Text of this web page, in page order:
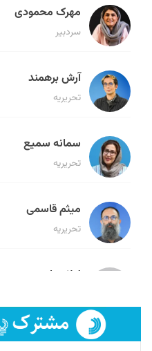
مهرک محمودی
سردبیر
آرش برهمند
تحریریه
سمانه سمیع
تحریریه
میثم قاسمی
تحریریه
لیلا حنارود
فائزه فتحی رستمی